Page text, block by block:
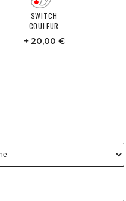
SWITCH
COULEUR
20,00 €